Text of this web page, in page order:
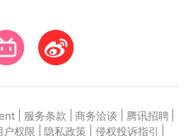
服务条款 商务洽谈 腾讯招聘
户权限 隐私政策 侵权投诉指引